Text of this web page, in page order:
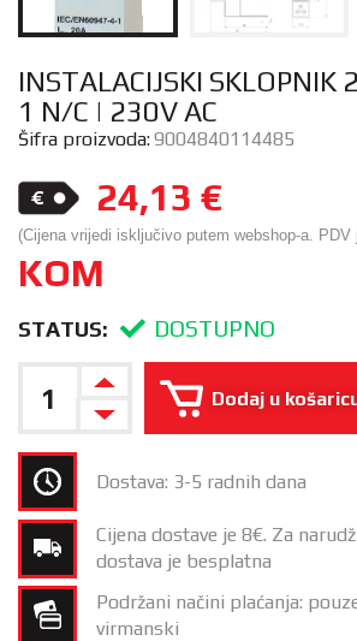
INSTALACIJSKI SKLOPNIK
1 N/C | 230V AC
Šifra proizvoda:9004840114485
24,13 €
(Cijena vrijedi isključivo putem webshop-a.
KOM
STATUS: DOSTUPNO
Dodaj u
Dostava: 3-5 radnih dana
Cijena dostave je 8€. Za
dostava je besplatna
Podržani načini plaćanja:
virmanski